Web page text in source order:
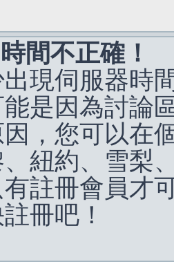
間不正確！
現伺服器時
是因為討論
，您可以在
紐約、雪梨
註冊會員才
冊吧！